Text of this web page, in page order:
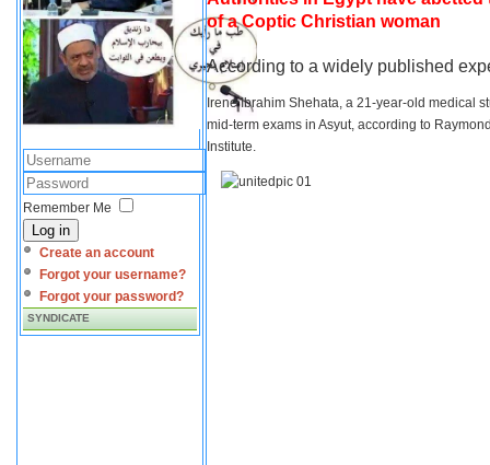
Remember Me
Log in
Create an account
Forgot your username?
Forgot your password?
SYNDICATE
of a Coptic Christian woman
According to a widely published
Irene Ibrahim Shehata, a 21-year-old medical
mid-term exams in Asyut, according to
Institute.